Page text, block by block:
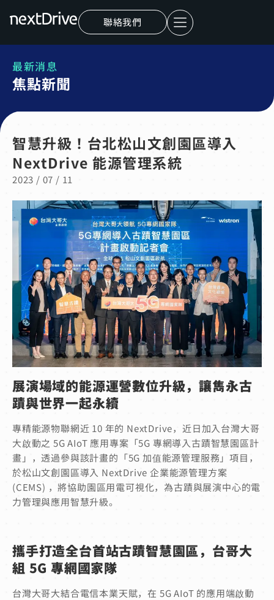
聯絡我們
最新消息
焦點新聞
智慧升級！台北松山文創園區導入
NextDrive 能源管理系統
2023 / 07 / 11
展演場域的能源運營數位升級，讓雋永古
蹟與世界一起永續
專精能源物聯網近 10 年的 NextDrive，近日加入台灣大哥
大啟動之 5G AIoT 應用專案「5G 專網導入古蹟智慧園區計
畫」，透過參與該計畫的「5G 加值能源管理服務」項目，
於松山文創園區導入 NextDrive 企業能源管理方案
(CEMS) ，將協助園區用電可視化，為古蹟與展演中心的電
力管理與應用智慧升級。
攜手打造全台首站古蹟智慧園區，台哥大
組 5G 專網國家隊
台灣大哥大結合電信本業天賦，在 5G AIoT 的應用端啟動